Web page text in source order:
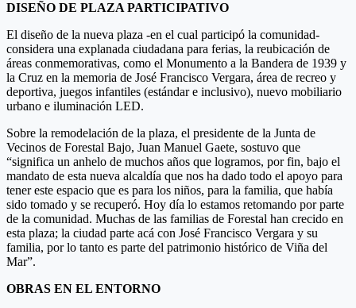
DISEÑO DE PLAZA PARTICIPATIVO
El diseño de la nueva plaza -en el cual participó la comunidad-
considera una explanada ciudadana para ferias, la reubicación de
áreas conmemorativas, como el Monumento a la Bandera de 1939 y
la Cruz en la memoria de José Francisco Vergara, área de recreo y
deportiva, juegos infantiles (estándar e inclusivo), nuevo mobiliario
urbano e iluminación LED.
Sobre la remodelación de la plaza, el presidente de la Junta de
Vecinos de Forestal Bajo, Juan Manuel Gaete, sostuvo que
“significa un anhelo de muchos años que logramos, por fin, bajo el
mandato de esta nueva alcaldía que nos ha dado todo el apoyo para
tener este espacio que es para los niños, para la familia, que había
sido tomado y se recuperó. Hoy día lo estamos retomando por parte
de la comunidad. Muchas de las familias de Forestal han crecido en
esta plaza; la ciudad parte acá con José Francisco Vergara y su
familia, por lo tanto es parte del patrimonio histórico de Viña del
Mar”.
OBRAS EN EL ENTORNO